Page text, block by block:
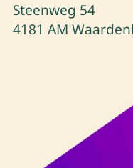
Steenweg 54
4181 AM